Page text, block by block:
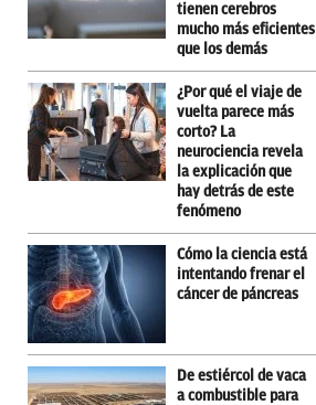
tienen cerebros
mucho más eficientes
que los demás
¿Por qué el viaje de
vuelta parece más
corto? La
neurociencia revela
la explicación que
hay detrás de este
fenómeno
Cómo la ciencia está
intentando frenar el
cáncer de páncreas
De estiércol de vaca
a combustible para